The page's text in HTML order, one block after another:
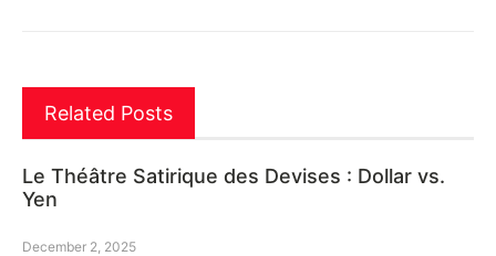
Related Posts
Le Théâtre Satirique des Devises : Dollar vs.
Yen
December 2, 2025